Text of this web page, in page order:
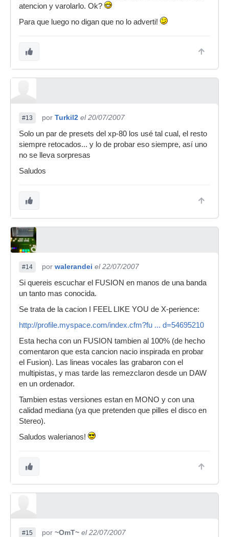
atencion y varolarlo. Ok?
Para que luego no digan que no lo adverti!
#13 por Turkil2 el 20/07/2007
Solo un par de presets del xp-80 los usé tal cual, el resto
siempre retocados... y lo de probar eso siempre, así uno
no se lleva sorpresas
Saludos
#14 por walerandei el 22/07/2007
Si quereis escuchar el FUSION en manos de una banda
un tanto mas conocida.
Se trata de la cacion I FEEL LIKE YOU de X-perience:
http://profile.myspace.com/index.cfm?fu ... d=54695210
Esta hecha con un FUSION tambien al 100% (de hecho
comentaron que esta cancion nacio inspirada en probar
el Fusion). Las lineas vocales las grabaron con el
multipistas, y mas tarde las remezclaron desde un DAW
en un ordenador.
Tambien estas versiones estan en MONO y con una
calidad mediana (ya que pretenden que pilles el disco en
Stereo).
Saludos walerianos!
#15 por ~OmT~ el 22/07/2007